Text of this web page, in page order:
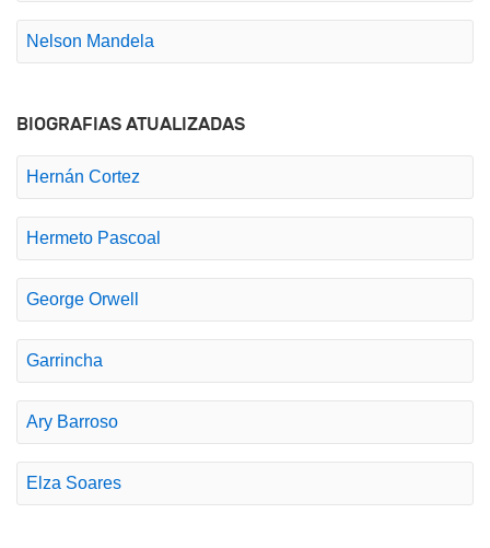
Nelson Mandela
BIOGRAFIAS ATUALIZADAS
Hernán Cortez
Hermeto Pascoal
George Orwell
Garrincha
Ary Barroso
Elza Soares